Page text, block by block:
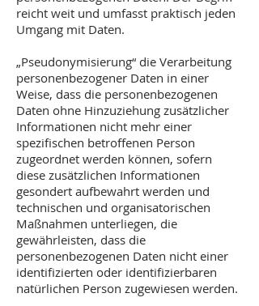
reicht weit und umfasst praktisch jeden
Umgang mit Daten.
„Pseudonymisierung“ die Verarbeitung
personenbezogener Daten in einer
Weise, dass die personenbezogenen
Daten ohne Hinzuziehung zusätzlicher
Informationen nicht mehr einer
spezifischen betroffenen Person
zugeordnet werden können, sofern
diese zusätzlichen Informationen
gesondert aufbewahrt werden und
technischen und organisatorischen
Maßnahmen unterliegen, die
gewährleisten, dass die
personenbezogenen Daten nicht einer
identifizierten oder identifizierbaren
natürlichen Person zugewiesen werden.